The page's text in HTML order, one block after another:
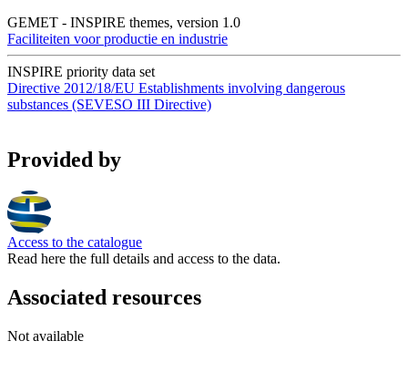
GEMET - INSPIRE themes, version 1.0
Faciliteiten voor productie en industrie
INSPIRE priority data set
Directive 2012/18/EU Establishments involving dangerous
substances (SEVESO III Directive)
Provided by
Access to the catalogue
Read here the full details and access to the data.
Associated resources
Not available